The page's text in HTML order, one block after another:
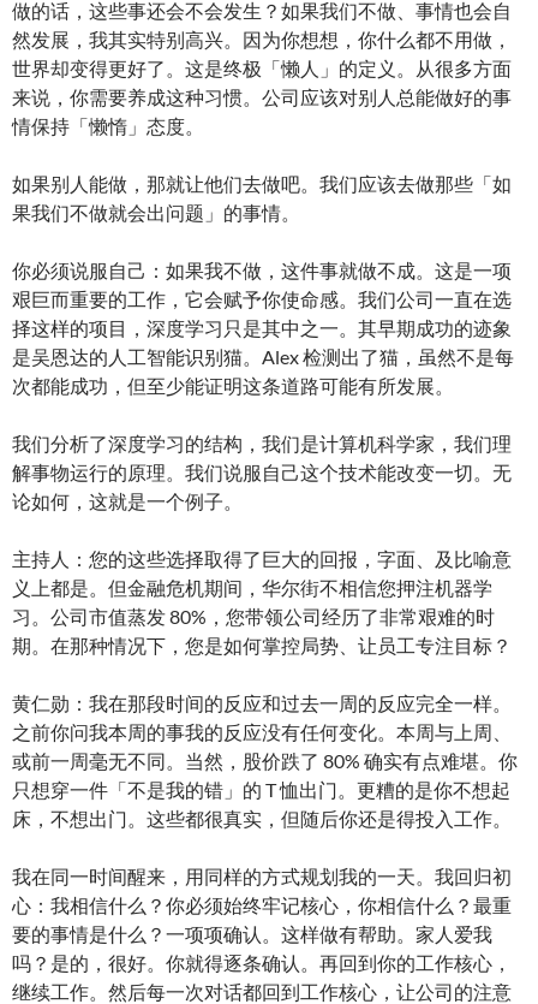
做的话，这些事还会不会发生？如果我们不做、事情也会自
然发展，我其实特别高兴。因为你想想，你什么都不用做，
世界却变得更好了。这是终极「懒人」的定义。从很多方面
来说，你需要养成这种习惯。公司应该对别人总能做好的事
情保持「懒惰」态度。
如果别人能做，那就让他们去做吧。我们应该去做那些「如
果我们不做就会出问题」的事情。
你必须说服自己：如果我不做，这件事就做不成。这是一项
艰巨而重要的工作，它会赋予你使命感。我们公司一直在选
择这样的项目，深度学习只是其中之一。其早期成功的迹象
是吴恩达的人工智能识别猫。Alex 检测出了猫，虽然不是每
次都能成功，但至少能证明这条道路可能有所发展。
我们分析了深度学习的结构，我们是计算机科学家，我们理
解事物运行的原理。我们说服自己这个技术能改变一切。无
论如何，这就是一个例子。
主持人：您的这些选择取得了巨大的回报，字面、及比喻意
义上都是。但金融危机期间，华尔街不相信您押注机器学
习。公司市值蒸发 80%，您带领公司经历了非常艰难的时
期。在那种情况下，您是如何掌控局势、让员工专注目标？
黄仁勋：我在那段时间的反应和过去一周的反应完全一样。
之前你问我本周的事我的反应没有任何变化。本周与上周、
或前一周毫无不同。当然，股价跌了 80% 确实有点难堪。你
只想穿一件「不是我的错」的 T 恤出门。更糟的是你不想起
床，不想出门。这些都很真实，但随后你还是得投入工作。
我在同一时间醒来，用同样的方式规划我的一天。我回归初
心：我相信什么？你必须始终牢记核心，你相信什么？最重
要的事情是什么？一项项确认。这样做有帮助。家人爱我
吗？是的，很好。你就得逐条确认。再回到你的工作核心，
继续工作。然后每一次对话都回到工作核心，让公司的注意